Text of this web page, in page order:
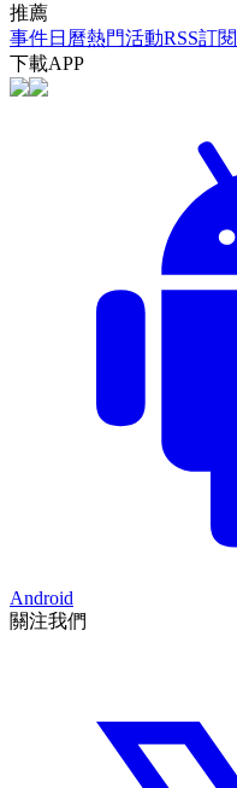
推薦
事件日曆熱門活動RSS訂閱
下載APP
Android
關注我們